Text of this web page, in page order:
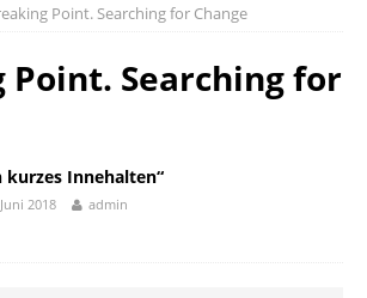
Point. Searching for Change
Point. Searching for
kurzes Innehalten“
2018 admin